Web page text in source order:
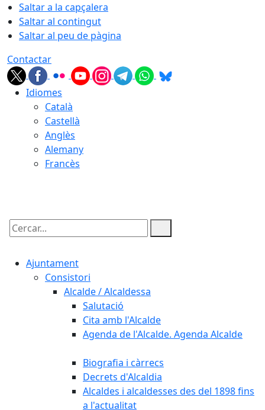
Saltar a la capçalera
Saltar al contingut
Saltar al peu de pàgina
Contactar
Idiomes
Català
Castellà
Anglès
Alemany
Francès
Cercar:
Ajuntament
Consistori
Alcalde / Alcaldessa
Salutació
Cita amb l'Alcalde
Agenda de l'Alcalde. Agenda Alcalde
Biografia i càrrecs
Decrets d'Alcaldia
Alcaldes i alcaldesses des del 1898 fins
a l'actualitat